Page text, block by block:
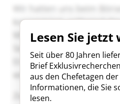
Lesen Sie jetzt
Seit über 80 Jahren
Brief
aus den Chefetagen
Informationen, die Sie
lesen.